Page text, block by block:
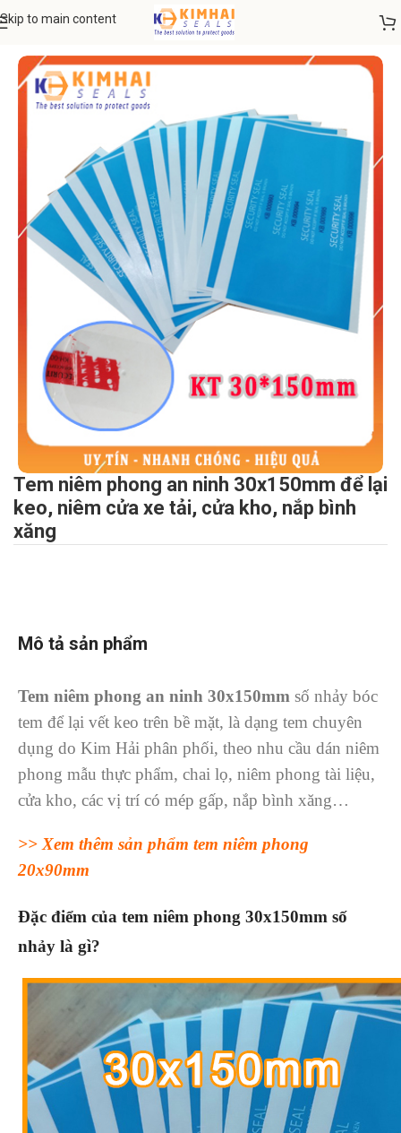
Skip to main content
VẬT TƯ THIẾT BỊ Băng keo / Tem niêm phong
Tem niêm phong an ninh 30x150mm để lại
keo, niêm cửa xe tải, cửa kho, nắp bình
xăng
Mô tả sản phẩm
Tem niêm phong an ninh 30x150mm số nhảy bóc
tem để lại vết keo trên bề mặt, là dạng tem chuyên
dụng do Kim Hải phân phối, theo nhu cầu dán niêm
phong mẫu thực phẩm, chai lọ, niêm phong tài liệu,
cửa kho, các vị trí có mép gấp, nắp bình xăng…
>> Xem thêm sản phẩm tem niêm phong
20x90mm
Đặc điểm của tem niêm phong 30x150mm số
nhảy là gì?